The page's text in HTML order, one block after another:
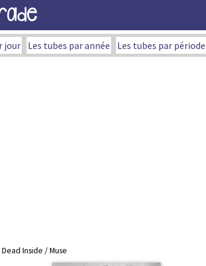
jour Les tubes par année Les tubes par période
Dead Inside / Muse